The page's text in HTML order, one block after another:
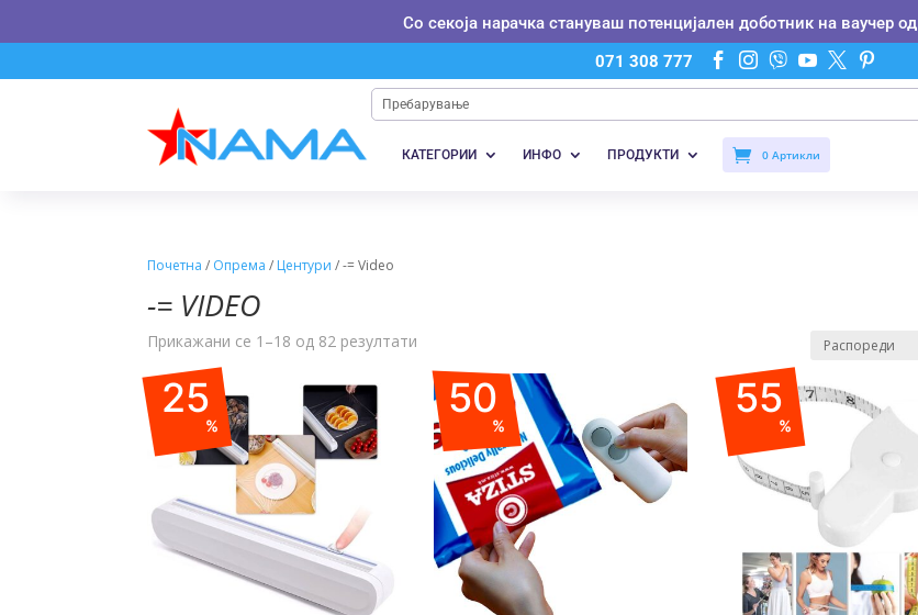
Со секоја нарачка стануваш потенцијален доботник на ваучер од
071 308 777      
КАТЕГОРИИ ИНФО ПРОДУКТИ 0 Артикли
Почетна / Опрема / Центури / -= Video
-= VIDEO
Прикажани се 1–18 од 82 резултати
25
%
50
%
55
%